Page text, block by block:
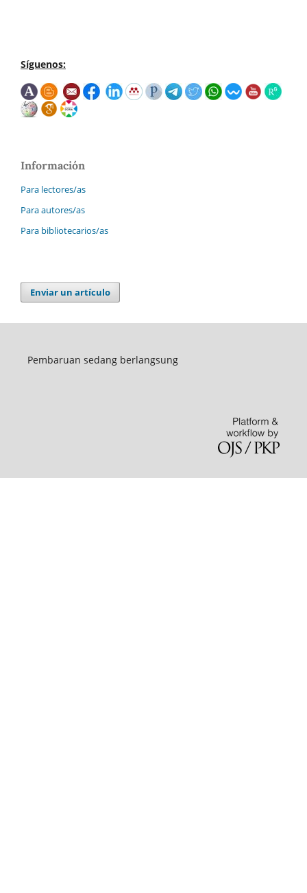
Síguenos:
Información
Para lectores/as
Para autores/as
Para bibliotecarios/as
Enviar un artículo
Pembaruan sedang berlangsung